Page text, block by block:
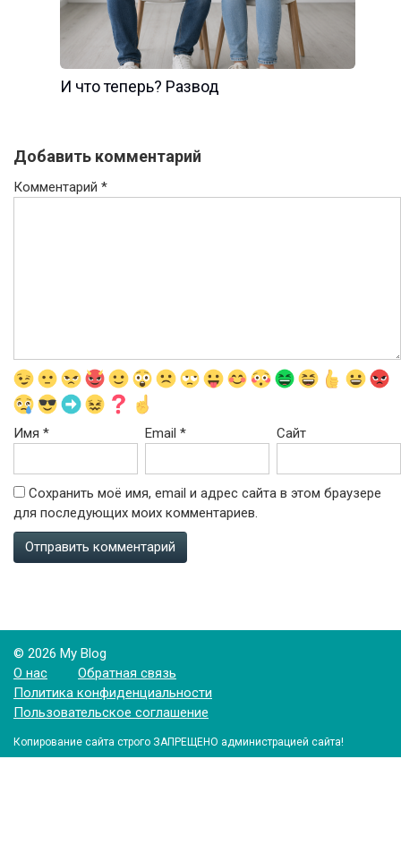
И что теперь? Развод
Добавить комментарий
Комментарий *
Имя * Email* Сайт
Сохранить моё имя, email и адрес сайта в этом браузере
для последующих моих комментариев.
© 2026 My Blog
О нас
Обратная связь
Политика конфиденциальности
Пользовательское соглашение
Копирование сайта строго ЗАПРЕЩЕНО администрацией сайта!